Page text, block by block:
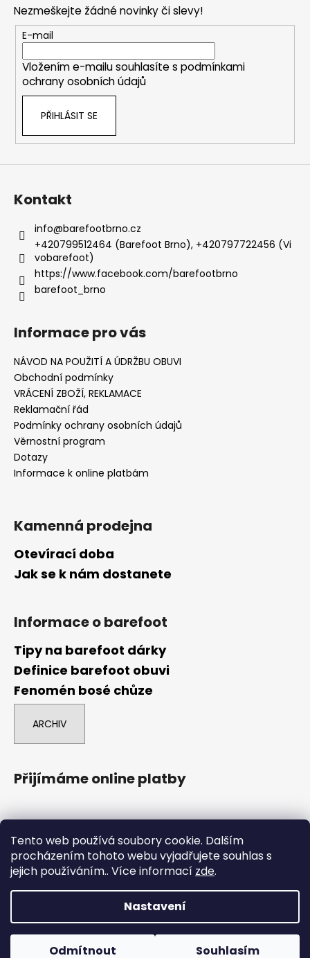
Tento web používá soubory cookie. Dalším
procházením tohoto webu vyjadřujete souhlas s
jejich používáním.. Více informací zde.
Nastavení
Odmítnout Souhlasím
Boty označené POUZE NA ESHOPU nejsou na prodejně, ale
dají se tam objednat na osobní odběr. Boty označené
Nezmeškejte žádné novinky či slevy!
E-mail
Vložením e-mailu souhlasíte s podmínkami
ochrany osobních údajů
PŘIHLÁSIT SE
Kontakt
info@barefootbrno.cz
+420799512464 (Barefoot Brno), +420797722456 (Vi
vobarefoot)
https://www.facebook.com/barefootbrno
barefoot_brno
Informace pro vás
NÁVOD NA POUŽITÍ A ÚDRŽBU OBUVI
Obchodní podmínky
VRÁCENÍ ZBOŽÍ, REKLAMACE
Reklamační řád
Podmínky ochrany osobních údajů
Věrnostní program
Dotazy
Informace k online platbám
Kamenná prodejna
Otevírací doba
Jak se k nám dostanete
Informace o barefoot
Tipy na barefoot dárky
Definice barefoot obuvi
Fenomén bosé chůze
ARCHIV
Přijímáme online platby
comgate
Copyright 2026Barefoot Brno. Všechna práva
vyhrazena.
Upravit nastavení cookies